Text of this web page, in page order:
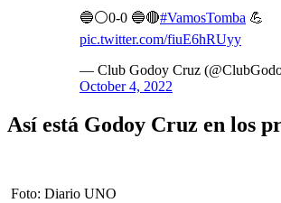
🔵⚪0-0 🔵🔴#VamosTomba 💪
pic.twitter.com/fiuE6hRUyy
— Club Godoy Cruz
October 4, 2022
Así está Godoy Cruz en los
Foto: Diario UNO